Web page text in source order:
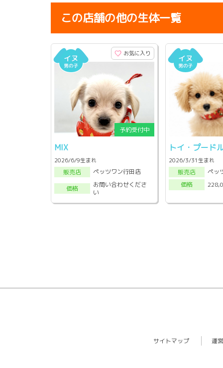
この店舗の他の生体一覧
お気に入り
MIX
2026/6/9生まれ
販売店
ペッツワン行田店
価格
お問い合わせくださ
い
トイ・プード
2026/3/31生まれ
販売店
ペッ
価格
サイトマップ 運